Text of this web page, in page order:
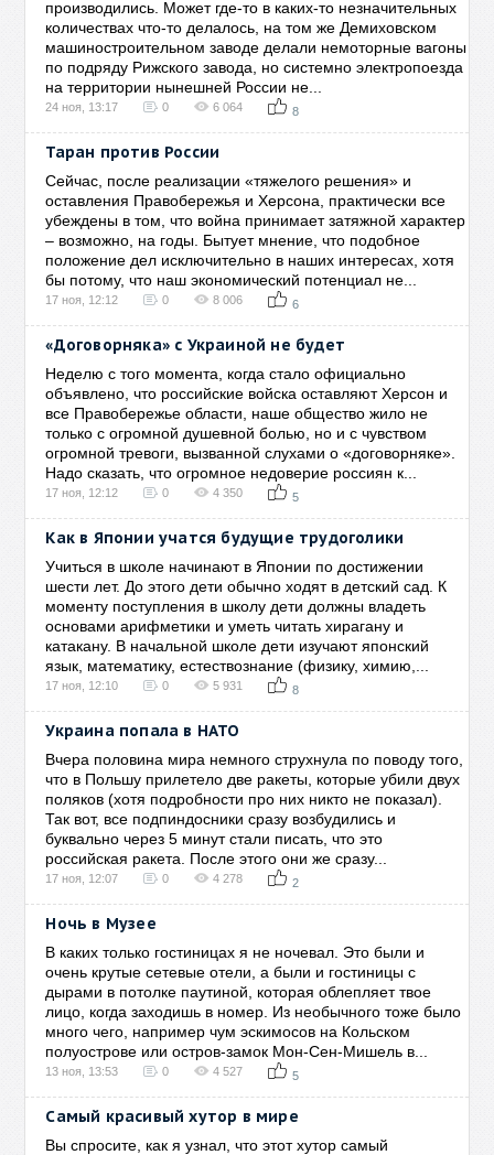
производились. Может где-то в каких-то незначительных
количествах что-то делалось, на том же Демиховском
машиностроительном заводе делали немоторные вагоны
по подряду Рижского завода, но системно электропоезда
на территории нынешней России не...
24 ноя, 13:17 0 6 064 8
Таран против России
Сейчас, после реализации «тяжелого решения» и
оставления Правобережья и Херсона, практически все
убеждены в том, что война принимает затяжной характер
– возможно, на годы. Бытует мнение, что подобное
положение дел исключительно в наших интересах, хотя
бы потому, что наш экономический потенциал не...
17 ноя, 12:12 0 8 006 6
«Договорняка» с Украиной не будет
Неделю с того момента, когда стало официально
объявлено, что российские войска оставляют Херсон и
все Правобережье области, наше общество жило не
только с огромной душевной болью, но и с чувством
огромной тревоги, вызванной слухами о «договорняке».
Надо сказать, что огромное недоверие россиян к...
17 ноя, 12:12 0 4 350 5
Как в Японии учатся будущие трудоголики
Учиться в школе начинают в Японии по достижении
шести лет. До этого дети обычно ходят в детский сад. К
моменту поступления в школу дети должны владеть
основами арифметики и уметь читать хирагану и
катакану. В начальной школе дети изучают японский
язык, математику, естествознание (физику, химию,...
17 ноя, 12:10 0 5 931 8
Украина попала в НАТО
Вчера половина мира немного струхнула по поводу того,
что в Польшу прилетело две ракеты, которые убили двух
поляков (хотя подробности про них никто не показал).
Так вот, все подпиндосники сразу возбудились и
буквально через 5 минут стали писать, что это
российская ракета. После этого они же сразу...
17 ноя, 12:07 0 4 278 2
Ночь в Музее
В каких только гостиницах я не ночевал. Это были и
очень крутые сетевые отели, а были и гостиницы с
дырами в потолке паутиной, которая облепляет твое
лицо, когда заходишь в номер. Из необычного тоже было
много чего, например чум эскимосов на Кольском
полуострове или остров-замок Мон-Сен-Мишель в...
13 ноя, 13:53 0 4 527 5
Самый красивый хутор в мире
Вы спросите, как я узнал, что этот хутор самый